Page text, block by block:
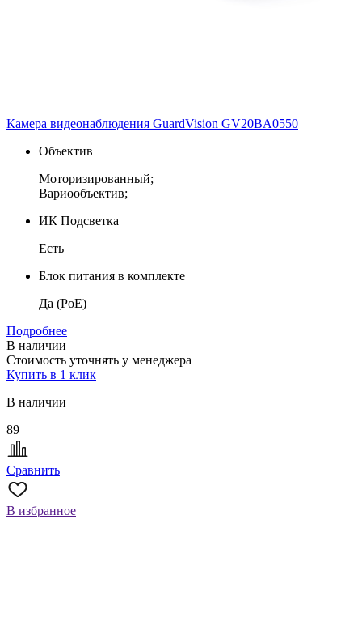
Камера видеонаблюдения GuardVision GV20BA0550
Объектив
Моторизированный;
Вариообъектив;
ИК Подсветка
Есть
Блок питания в комплекте
Да (PoE)
Подробнее
В наличии
Стоимость уточнять у менеджера
Купить в 1 клик
В наличии
89
Сравнить
В избранное